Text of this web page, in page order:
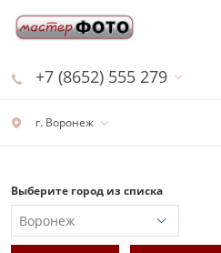
г. Воронеж
+7 (8652) 555 279
Выберите город из списка